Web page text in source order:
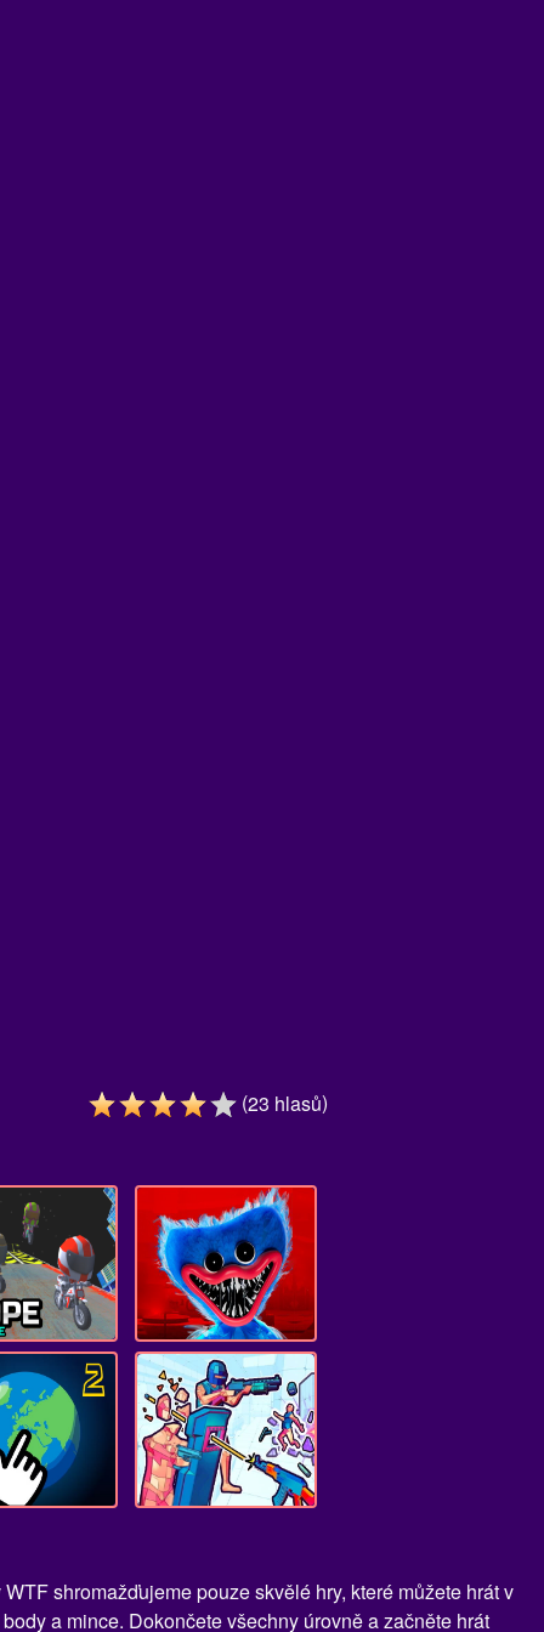
(23 hlasů)
shromažďujeme pouze skvělé hry, které můžete hrát v
a mince. Dokončete všechny úrovně a začněte hrát